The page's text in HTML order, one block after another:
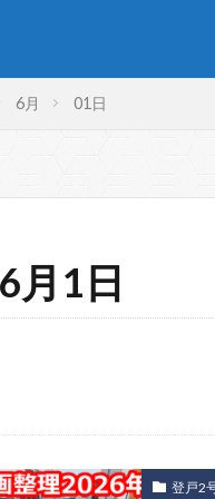
6月 01日
月1日
登戸2